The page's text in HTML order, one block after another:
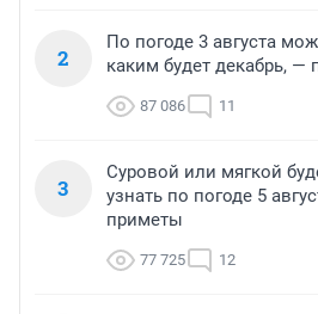
2
По погоде 3 августа
каким будет декабрь, —
87 086 11
3
Суровой или мягкой
узнать по погоде 5
приметы
77 725 12